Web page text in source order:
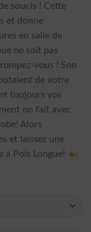
soucis ! Cette
et donne
en salle de
ne soit pas
vous ! Son
de votre
toujours vos
on fait avec
Alors
et laissez une
à Pois Longue!